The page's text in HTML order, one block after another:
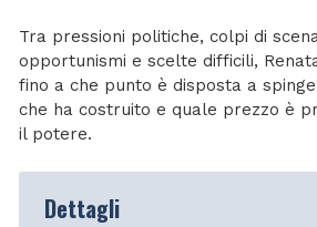
Tra pressioni politiche, colpi di
opportunismi e scelte difficili,
fino a che punto è disposta a
che ha costruito e quale prezzo è
il potere.
Dettagli